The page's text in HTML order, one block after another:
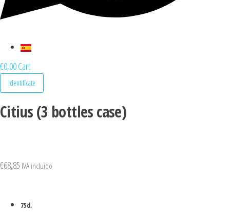
€0,00Cart
Identifícate
Citius (3 bottles case)
€68,85 IVA incluido
75cl.